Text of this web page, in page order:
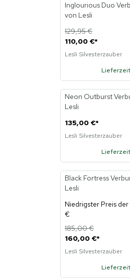
-15%
Inglourious Duo
von Lesli
110,00 €*
129,95 €
Lesli Silvesterzauber
Neon Outburst
Lesli
135,00 €*
Lesli Silvesterzauber
-14%
Black Fortress
Lesli
Niedrigster Preis
€
160,00 €*
185,00 €
Lesli Silvesterzauber